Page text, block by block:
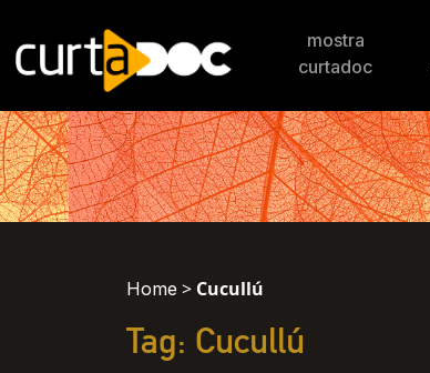
mostra
curtadoc
Home > Cucullú
Tag: Cucullú